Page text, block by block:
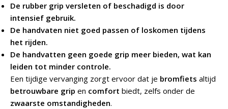
De rubber grip versleten of beschadigd is door
intensief gebruik.
De handvaten niet goed passen of loskomen tijdens
het rijden.
De handvatten geen goede grip meer bieden, wat kan
leiden tot minder controle.
Een tijdige vervanging zorgt ervoor dat je bromfiets altijd
betrouwbare grip en comfort biedt, zelfs onder de
zwaarste omstandigheden.